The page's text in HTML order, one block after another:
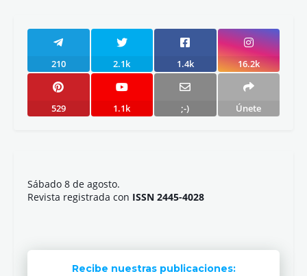
210 2.1k 1.4k 16.2k
529 1.1k ;-) Únete
Sábado 8 de agosto.
Revista registrada con ISSN 2445-4028
Recibe nuestras publicaciones: